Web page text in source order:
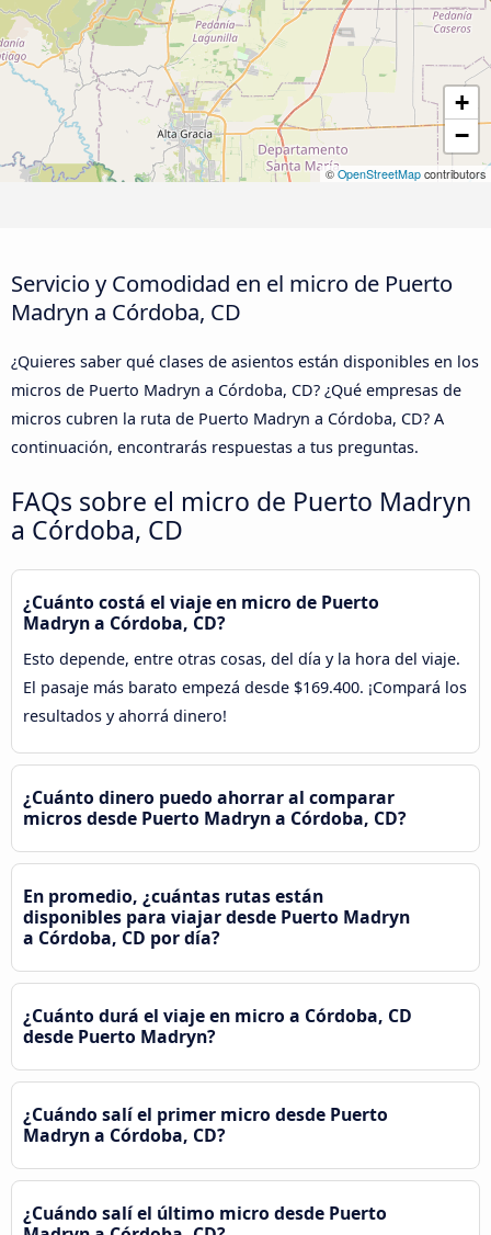
+
−
© OpenStreetMap contributors
Servicio y Comodidad en el micro de Puerto
Madryn a Córdoba, CD
¿Quieres saber qué clases de asientos están disponibles en los
micros de Puerto Madryn a Córdoba, CD? ¿Qué empresas de
micros cubren la ruta de Puerto Madryn a Córdoba, CD? A
continuación, encontrarás respuestas a tus preguntas.
FAQs sobre el micro de Puerto Madryn
a Córdoba, CD
¿Cuánto costá el viaje en micro de Puerto
Madryn a Córdoba, CD?
Esto depende, entre otras cosas, del día y la hora del viaje.
El pasaje más barato empezá desde $169.400. ¡Compará los
resultados y ahorrá dinero!
¿Cuánto dinero puedo ahorrar al comparar
micros desde Puerto Madryn a Córdoba, CD?
En promedio, ¿cuántas rutas están
disponibles para viajar desde Puerto Madryn
a Córdoba, CD por día?
¿Cuánto durá el viaje en micro a Córdoba, CD
desde Puerto Madryn?
¿Cuándo salí el primer micro desde Puerto
Madryn a Córdoba, CD?
¿Cuándo salí el último micro desde Puerto